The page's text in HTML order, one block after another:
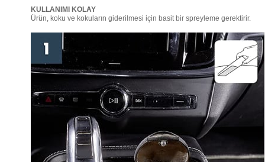
KULLANIMI KOLAY
Ürün, koku ve kokuların giderilmesi için basit bir spreyleme gerektirir.